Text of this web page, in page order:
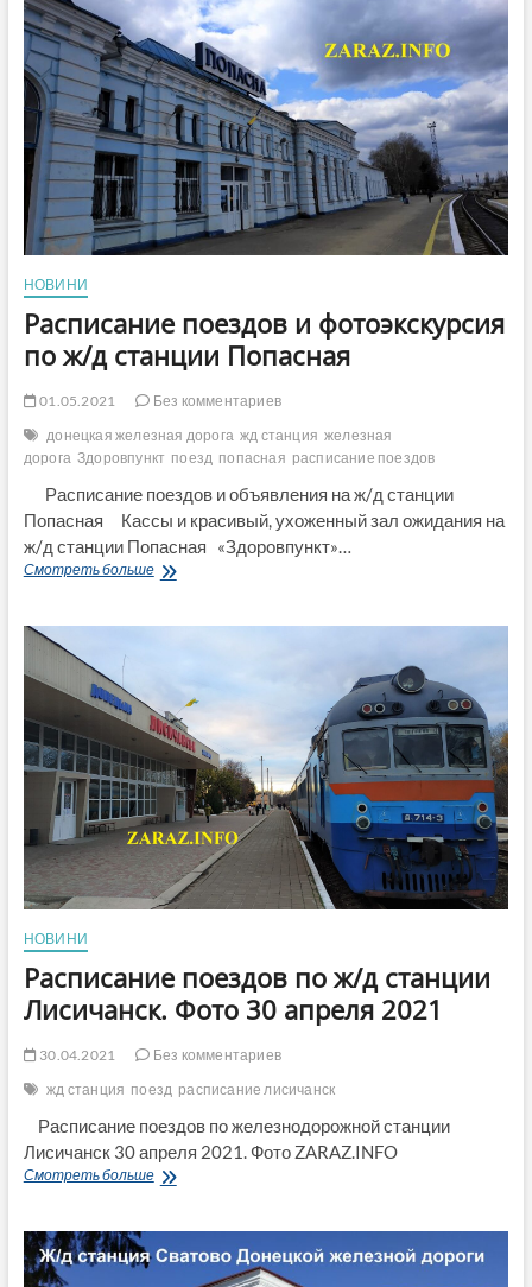
следования
на
2022
год
со
станции
Лисичанск
НОВИНИ
Расписание поездов и фотоэкскурсия
по ж/д станции Попасная
01.05.2021
Без комментариев
донецкая железная дорога жд станция железная
дорога Здоровпункт поезд попасная расписание поездов
Расписание поездов и объявления на ж/д станции
Попасная Кассы и красивый, ухоженный зал ожидания на
ж/д станции Попасная «Здоровпункт»…
Смотреть большеРасписание
станции
Попасная
НОВИНИ
Расписание поездов по ж/д станции
Лисичанск. Фото 30 апреля 2021
30.04.2021
Без комментариев
жд станция поезд расписание лисичанск
Расписание поездов по железнодорожной станции
Лисичанск 30 апреля 2021. Фото ZARAZ.INFO
Смотреть большеРасписание
д
станции